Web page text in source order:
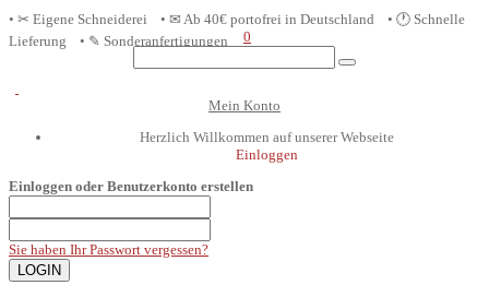
• ✂ Eigene Schneiderei • ✉ Ab 40€ portofrei in Deutschland
• 🕐 Schnelle
Lieferung • ✎ Sonderanfertigungen
0
Mein Konto
Herzlich Willkommen auf unserer Webseite
Einloggen
Einloggen oder Benutzerkonto erstellen
Sie haben Ihr Passwort vergessen?